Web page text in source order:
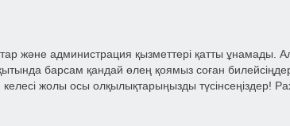
және администрация қызметтері қатты ұнамады.
барсам қандай өлең қоямыз соған
жолы осы олқылықтарыңызды түсінсеңіздер!